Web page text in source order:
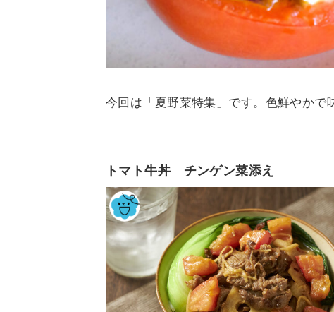
今回は「夏野菜特集」です。色鮮やかで
トマト牛丼 チンゲン菜添え